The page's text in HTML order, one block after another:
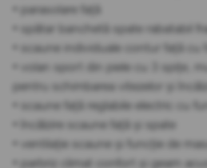
• parasolare față
• spătar banchetă spate rabatabil
• scaune individuale contur față
• volan sport din piele cu 3 spițe,
pentru schimbarea vitezelor și
• scaune față reglabile electric cu
• încălzire scaune față și spate
• ventilație scaune și funcție de
• parbriz climat confort și geam